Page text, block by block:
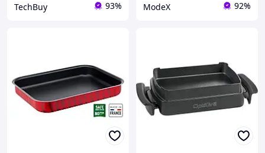
TechBuy 93% ModeX 92%